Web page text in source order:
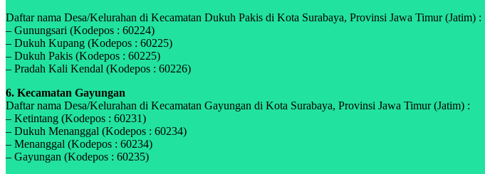
Daftar nama Desa/Kelurahan di Kecamatan Dukuh Pakis di Kota Surabaya, Provinsi Jawa Timur (Jatim) :
– Gunungsari (Kodepos : 60224)
– Dukuh Kupang (Kodepos : 60225)
– Dukuh Pakis (Kodepos : 60225)
– Pradah Kali Kendal (Kodepos : 60226)
6. Kecamatan Gayungan
Daftar nama Desa/Kelurahan di Kecamatan Gayungan di Kota Surabaya, Provinsi Jawa Timur (Jatim) :
– Ketintang (Kodepos : 60231)
– Dukuh Menanggal (Kodepos : 60234)
– Menanggal (Kodepos : 60234)
– Gayungan (Kodepos : 60235)